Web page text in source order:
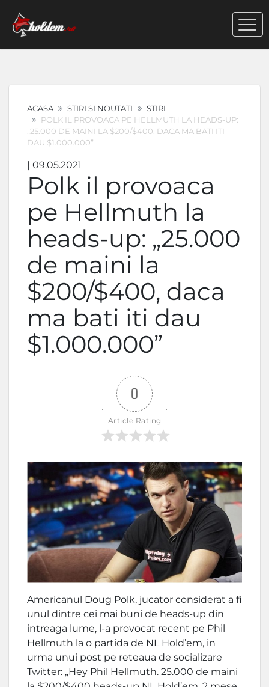
ACASA STIRI SI NOUTATI
STIRI
POLK IL PROVOACA PE HELLMUTH LA HEADS-UP:
„25.000 DE MAINI LA $200/$400, DACA MA BATI ITI
DAU $1.000.000”
| 09.05.2021
Polk il provoaca
pe Hellmuth la
heads-up: „25.000
de maini la
$200/$400, daca
ma bati iti dau
$1.000.000”
0
Article Rating
Americanul Doug Polk, jucator considerat a fi
unul dintre cei mai buni de heads-up din
intreaga lume, l-a provocat recent pe Phil
Hellmuth la o partida de NL Hold’em, in
urma unui post pe reteaua de socializare
Twitter: „Hey Phil Hellmuth. 25.000 de maini